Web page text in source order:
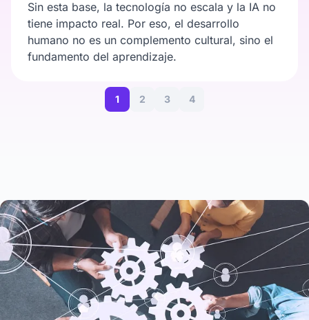
Sin esta base, la tecnología no escala y la IA no
tiene impacto real. Por eso, el desarrollo
humano no es un complemento cultural, sino el
fundamento del aprendizaje.
1 2 3 4